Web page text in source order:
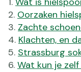
Oorzaken
Zachte
Klachten, en
Strassburg
Wat kun je